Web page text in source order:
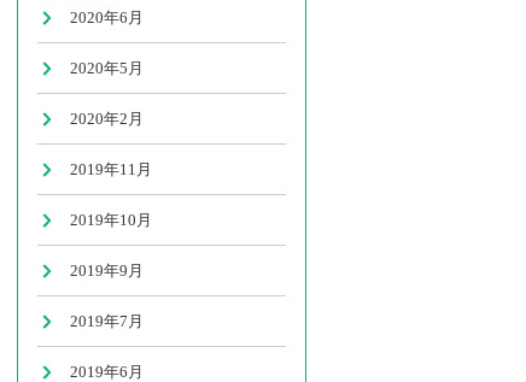
2020年6月
2020年5月
2020年2月
2019年11月
2019年10月
2019年9月
2019年7月
2019年6月